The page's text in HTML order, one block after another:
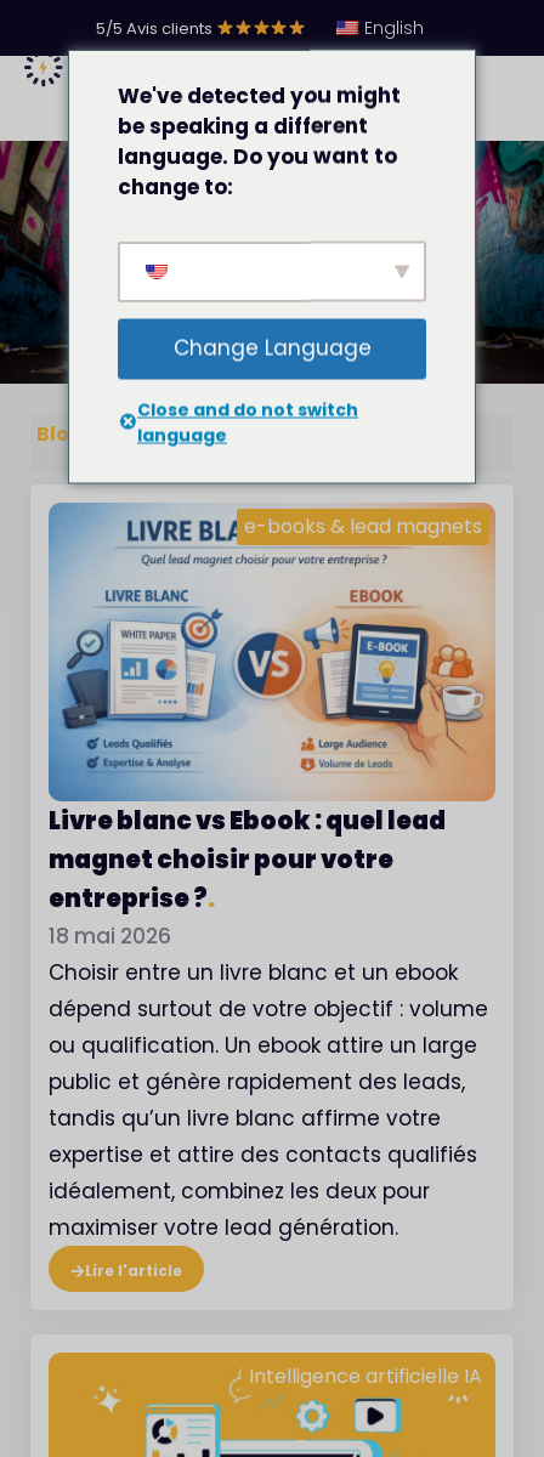
5/5 Avis clients English
Blog
Blog
e-books & lead magnets
Livre blanc vs Ebook : quel lead
magnet choisir pour votre
entreprise ?.
18 mai 2026
Choisir entre un livre blanc et un ebook
dépend surtout de votre objectif : volume
ou qualification. Un ebook attire un large
public et génère rapidement des leads,
tandis qu’un livre blanc affirme votre
expertise et attire des contacts qualifiés
idéalement, combinez les deux pour
maximiser votre lead génération.
Lire l'article
Intelligence artificielle IA
We've detected you might
be speaking a different
language. Do you want to
change to:
Change Language
Close and do not switch
language